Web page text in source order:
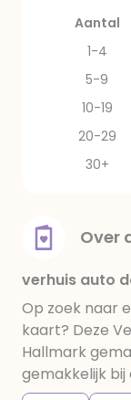
Aantal
1-4
5-9
10-19
20-29
30+
Over
verhuis auto
Op zoek naar
kaart? Deze
Hallmark
gemakkelijk bij